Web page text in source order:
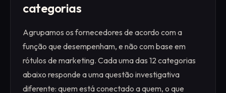
categorias
Agrupamos os fornecedores de acordo com a
função que desempenham, e não com base em
rótulos de marketing. Cada uma das 12 categorias
abaixo responde a uma questão investigativa
diferente: quem está conectado a quem, o que